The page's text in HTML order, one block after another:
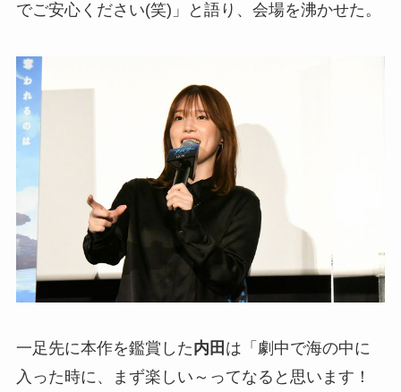
でご安心ください(笑)」と語り、会場を沸かせた。
一足先に本作を鑑賞した内田 は「劇中で海の中に
入った時に、まず楽しい～ってなると思います！